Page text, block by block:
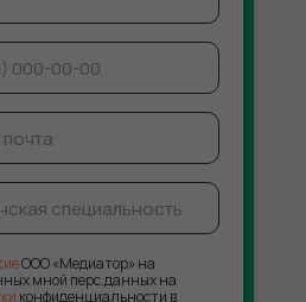
ООО «Медиатор» на
мной перс.данных на
конфиденциальности в